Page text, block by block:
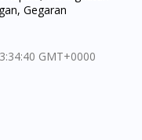
Gegaran
GMT+0000